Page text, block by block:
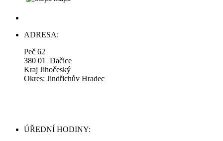
ADRESA:
Peč 62
380 01 Dačice
Kraj Jihočeský
Okres: Jindřichův Hradec
ÚŘEDNÍ HODINY: